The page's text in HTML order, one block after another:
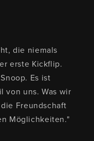
die niemals
erste Kickflip.
Es ist
von uns. Was wir
Freundschaft
Möglichkeiten."